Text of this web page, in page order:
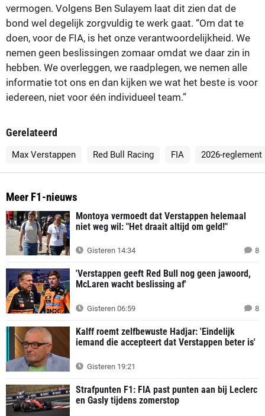
vermogen. Volgens Ben Sulayem laat dit zien dat de
bond wel degelijk zorgvuldig te werk gaat. “Om dat te
doen, voor de FIA, is het onze verantwoordelijkheid. We
nemen geen beslissingen zomaar omdat we daar zin in
hebben. We overleggen, we raadplegen, we nemen alle
informatie tot ons en dan kijken we wat het beste is voor
iedereen, niet voor één individueel team.”
Gerelateerd
Max Verstappen Red Bull Racing FIA 2026-reglement
Meer F1-nieuws
Montoya vermoedt dat Verstappen helemaal
niet weg wil: "Het draait altijd om geld!"
Gisteren 14:34 8
'Verstappen geeft Red Bull nog geen jawoord,
McLaren wacht beslissing af'
Gisteren 06:59 8
Kalff roemt zelfbewuste Hadjar: 'Eindelijk
iemand die accepteert dat Verstappen beter is'
Gisteren 19:21
Strafpunten F1: FIA past punten aan bij Leclerc
en Gasly tijdens zomerstop